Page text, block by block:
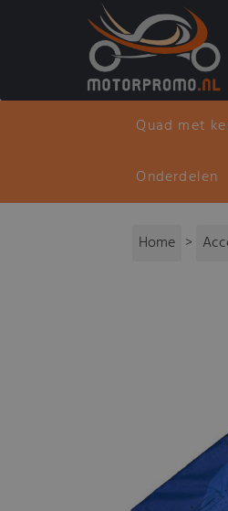
Quad met
Onderdelen
Home >